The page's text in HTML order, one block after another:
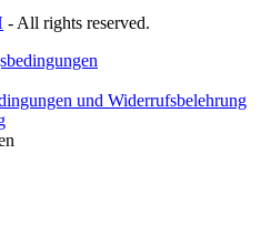
- All rights reserved.
und Widerrufsbelehrung